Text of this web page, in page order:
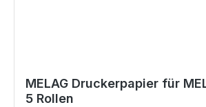
MELAG Druckerpapier für
5 Rollen